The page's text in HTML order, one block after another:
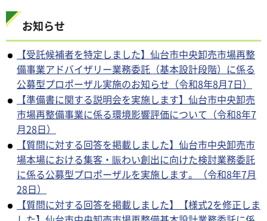
お知らせ
【受託候補者を特定しました】仙台市中央卸売市場再整
備事業アドバイザリー業務委託（基本設計段階）に係る
公募型プロポーザル実施のお知らせ（令和8年8月7日）
【準備書に関する説明会を実施します】仙台市中央卸売
市場再整備事業に係る環境影響評価について（令和8年7
月28日）
【質問に対する回答を掲載しました】仙台市中央卸売市
場本場における集客・賑わい創出に向けた検討業務委託
に係る公募型プロポーザルを実施します。（令和8年7月
28日）
【質問に対する回答を掲載しました】【様式2を修正しま